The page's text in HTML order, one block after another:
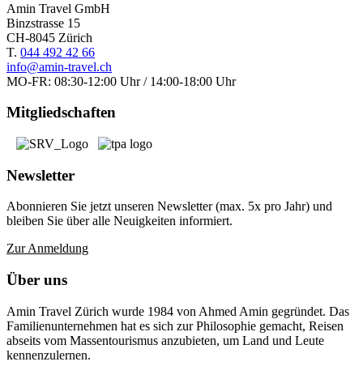
Amin Travel GmbH
Binzstrasse 15
CH-8045 Zürich
T. 044 492 42 66
info@amin-travel.ch
MO-FR: 08:30-12:00 Uhr / 14:00-18:00 Uhr
Mitgliedschaften
Newsletter
Abonnieren Sie jetzt unseren Newsletter (max. 5x pro Jahr) und
bleiben Sie über alle Neuigkeiten informiert.
Zur Anmeldung
Über uns
Amin Travel Zürich wurde 1984 von Ahmed Amin gegründet. Das
Familienunternehmen hat es sich zur Philosophie gemacht, Reisen
abseits vom Massentourismus anzubieten, um Land und Leute
kennenzulernen.